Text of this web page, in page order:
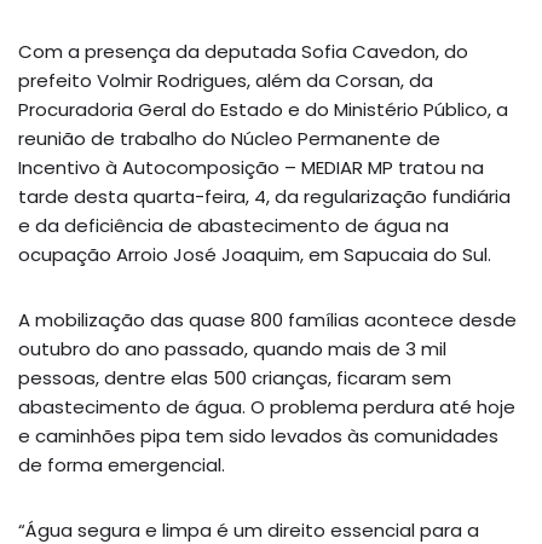
Com a presença da deputada Sofia Cavedon, do
prefeito Volmir Rodrigues, além da Corsan, da
Procuradoria Geral do Estado e do Ministério Público, a
reunião de trabalho do Núcleo Permanente de
Incentivo à Autocomposição – MEDIAR MP tratou na
tarde desta quarta-feira, 4, da regularização fundiária
e da deficiência de abastecimento de água na
ocupação Arroio José Joaquim, em Sapucaia do Sul.
A mobilização das quase 800 famílias acontece desde
outubro do ano passado, quando mais de 3 mil
pessoas, dentre elas 500 crianças, ficaram sem
abastecimento de água. O problema perdura até hoje
e caminhões pipa tem sido levados às comunidades
de forma emergencial.
“Água segura e limpa é um direito essencial para a